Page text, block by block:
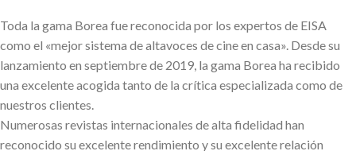
Toda la gama Borea fue reconocida por los expertos de EISA
como el «mejor sistema de altavoces de cine en casa». Desde su
lanzamiento en septiembre de 2019, la gama Borea ha recibido
una excelente acogida tanto de la crítica especializada como de
nuestros clientes.
Numerosas revistas internacionales de alta fidelidad han
reconocido su excelente rendimiento y su excelente relación